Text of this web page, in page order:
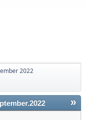
2022
»